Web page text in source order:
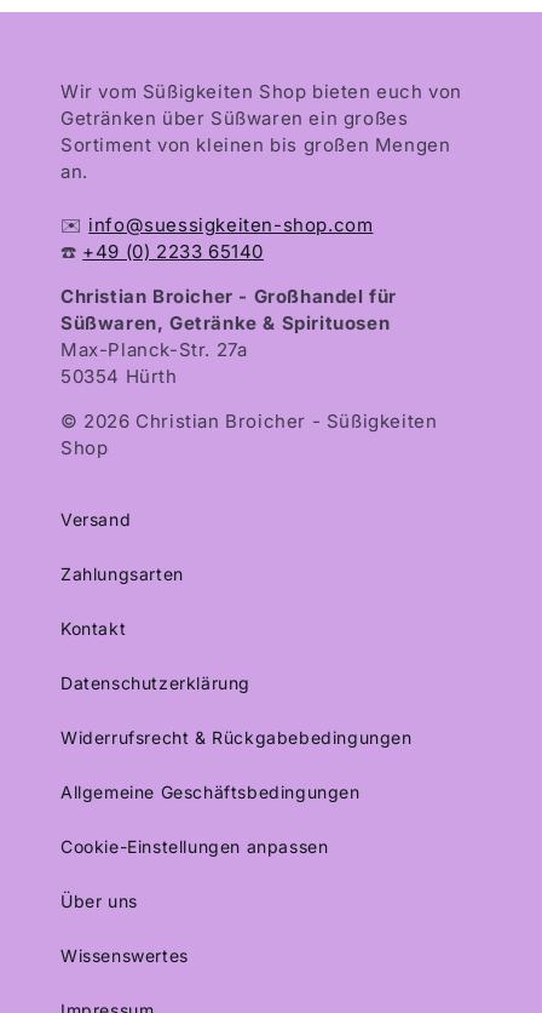
Wir vom Süßigkeiten Shop bieten euch von
Getränken über Süßwaren ein großes
Sortiment von kleinen bis großen Mengen
an.
✉️ info@suessigkeiten-shop.com
☎️ +49 (0) 2233 65140
Christian Broicher - Großhandel für
Süßwaren, Getränke & Spirituosen
Max-Planck-Str. 27a
50354 Hürth
© 2026 Christian Broicher - Süßigkeiten
Shop
Versand
Zahlungsarten
Kontakt
Datenschutzerklärung
Widerrufsrecht & Rückgabebedingungen
Allgemeine Geschäftsbedingungen
Cookie-Einstellungen anpassen
Über uns
Wissenswertes